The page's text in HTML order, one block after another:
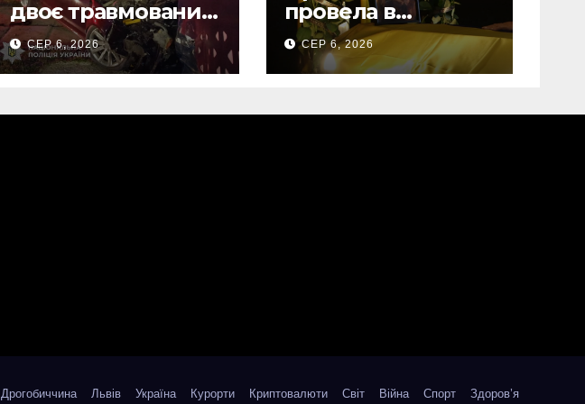
двоє травмованих
внаслідок ДТП на
Самбірщині
СЕР 6, 2026
провела в
останню земну
дорогу свого
Захисника – Олега
СЕР 6, 2026
Дрогобиччина Львів Україна Курорти Криптовалюти Світ Війна Спорт Здоров’я